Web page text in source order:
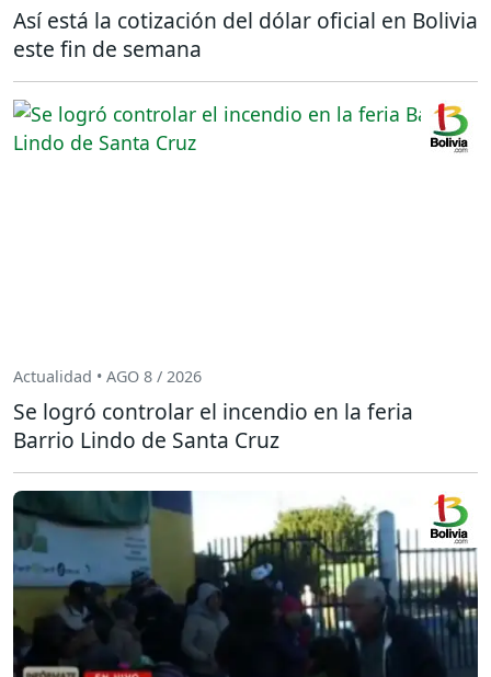
Así está la cotización del dólar oficial en Bolivia
este fin de semana
Actualidad • AGO 8 / 2026
Se logró controlar el incendio en la feria
Barrio Lindo de Santa Cruz